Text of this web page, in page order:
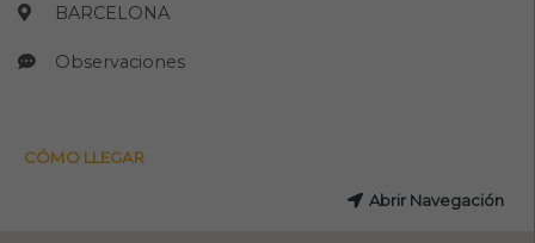
BARCELONA
Observaciones
CÓMO LLEGAR
Abrir Navegación